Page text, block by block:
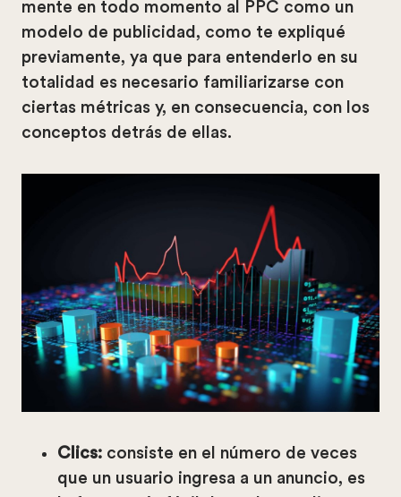
mente en todo momento al PPC como un
modelo de publicidad, como te expliqué
previamente, ya que para entenderlo en su
totalidad es necesario familiarizarse con
ciertas métricas y, en consecuencia, con los
conceptos detrás de ellas.
Clics: consiste en el número de veces
que un usuario ingresa a un anuncio, es